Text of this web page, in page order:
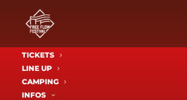
TICKETS
LINE UP
CAMPING
INFOS